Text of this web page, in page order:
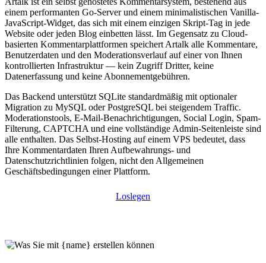
einem performanten Go-Server und einem minimalistischen Vanilla-
JavaScript-Widget, das sich mit einem einzigen Skript-Tag in jede
Website oder jeden Blog einbetten lässt. Im Gegensatz zu Cloud-
basierten Kommentarplattformen speichert Artalk alle Kommentare,
Benutzerdaten und den Moderationsverlauf auf einer von Ihnen
kontrollierten Infrastruktur — kein Zugriff Dritter, keine
Datenerfassung und keine Abonnementgebühren.
Das Backend unterstützt SQLite standardmäßig mit optionaler
Migration zu MySQL oder PostgreSQL bei steigendem Traffic.
Moderationstools, E-Mail-Benachrichtigungen, Social Login, Spam-
Filterung, CAPTCHA und eine vollständige Admin-Seitenleiste sind
alle enthalten. Das Selbst-Hosting auf einem VPS bedeutet, dass
Ihre Kommentardaten Ihren Aufbewahrungs- und
Datenschutzrichtlinien folgen, nicht den Allgemeinen
Geschäftsbedingungen einer Plattform.
Loslegen